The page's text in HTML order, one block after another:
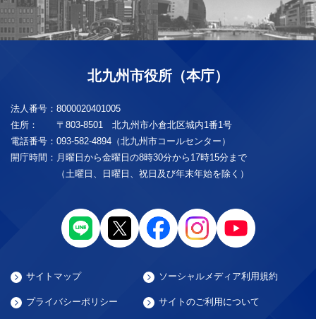
北九州市役所（本庁）
法人番号： 8000020401005
住所：
〒803-8501 北九州市小倉北区城内1番1号
電話番号： 093-582-4894（北九州市コールセンター）
開庁時間： 月曜日から金曜日の8時30分から17時15分まで
（土曜日、日曜日、祝日及び年末年始を除く）
サイトマップ ソーシャルメディア利用規約
プライバシーポリシー サイトのご利用について